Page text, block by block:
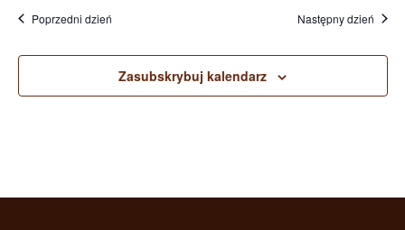
Poprzedni dzień Następny dzień
Zasubskrybuj kalendarz